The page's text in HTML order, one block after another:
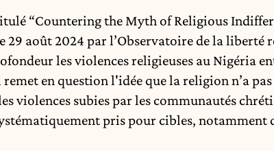
“Countering the Myth of Religious
29 août 2024 par l’Observatoire de la liberté
les violences religieuses au Nigéria
en question l'idée que la religion n’a
violences subies par les communautés
pris pour cibles, notamment